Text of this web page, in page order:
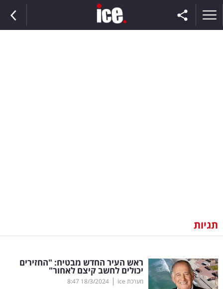
וצרכנות
דיגיטל
וטק
תגיות
ראש העיר החדש מבטיח: "החזירים
יכולים לחשב קיצם לאחור"
מערכת ice |
18/3/2024
8:47